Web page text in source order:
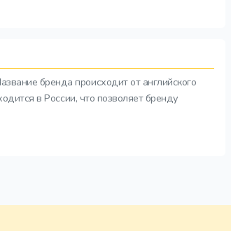
бренда происходит от английского
в России, что позволяет бренду